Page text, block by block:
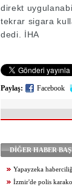
direkt
tekrar sigara
dedi. İHA
Paylaş: Facebook
DİĞER HABER
Yapayzeka
İzmir'de polis